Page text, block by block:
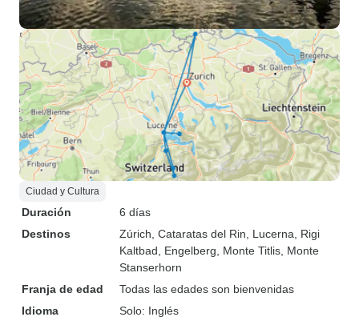
Ciudad y Cultura
Duración
6 días
Destinos
Zúrich , Cataratas del Rin , Lucerna , Rigi
Kaltbad , Engelberg , Monte Titlis , Monte
Stanserhorn
Franja de edad
Todas las edades son bienvenidas
Idioma
Solo: Inglés